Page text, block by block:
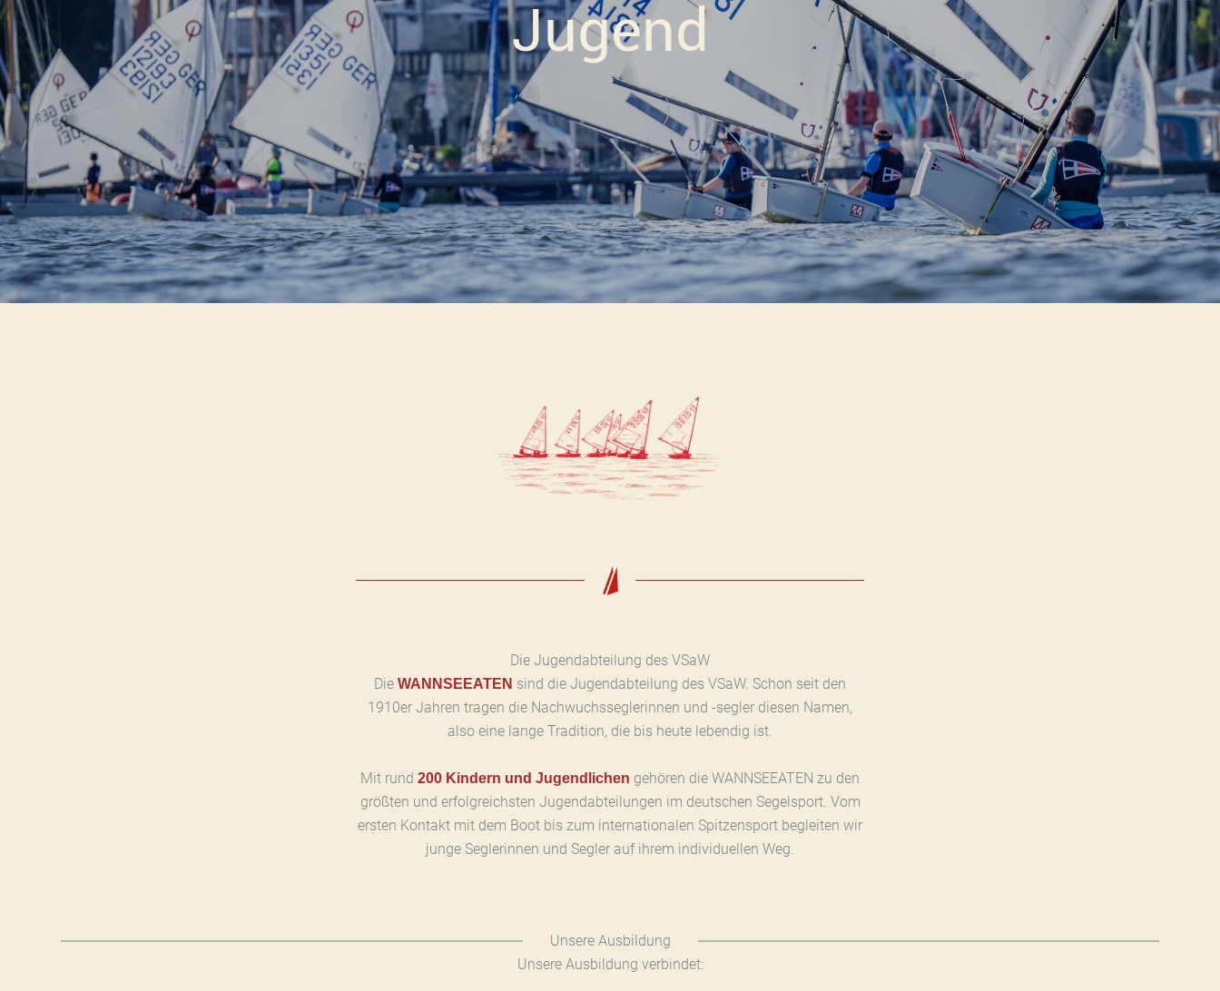
Jugend
Die Jugendabteilung des VSaW
Die WANNSEEATEN sind die Jugendabteilung des VSaW. Schon seit den
1910er Jahren tragen die Nachwuchsseglerinnen und -segler diesen Namen,
also eine lange Tradition, die bis heute lebendig ist.
Mit rund 200 Kindern und Jugendlichen gehören die WANNSEEATEN zu den
größten und erfolgreichsten Jugendabteilungen im deutschen Segelsport. Vom
ersten Kontakt mit dem Boot bis zum internationalen Spitzensport begleiten wir
junge Seglerinnen und Segler auf ihrem individuellen Weg.
Unsere Ausbildung
Unsere Ausbildung verbindet: